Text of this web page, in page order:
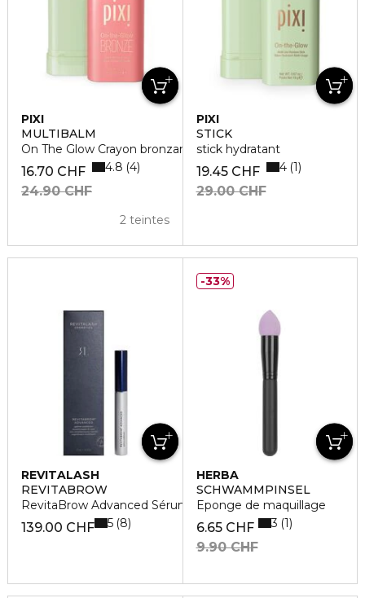
PIXI
MULTIBALM
On The Glow Crayon bronzant
16.70 CHF
24.90 CHF
2 teintes
4.8 4
PIXI
STICK
stick hydratant
19.45 CHF
29.00 CHF
4 1
REVITALASH
REVITABROW
RevitaBrow Advanced Sérum
139.00 CHF 5 8
HERBA
SCHWAMMPINSEL
Eponge de maquillage
6.65 CHF
9.90 CHF
3 1
33%